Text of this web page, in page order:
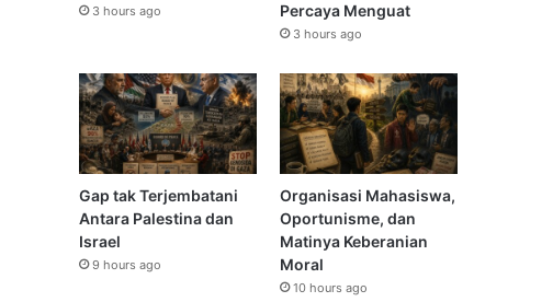
3 hours ago
Percaya Menguat
3 hours ago
Gap tak Terjembatani
Antara Palestina dan
Israel
9 hours ago
Organisasi Mahasiswa,
Oportunisme, dan
Matinya Keberanian
Moral
10 hours ago